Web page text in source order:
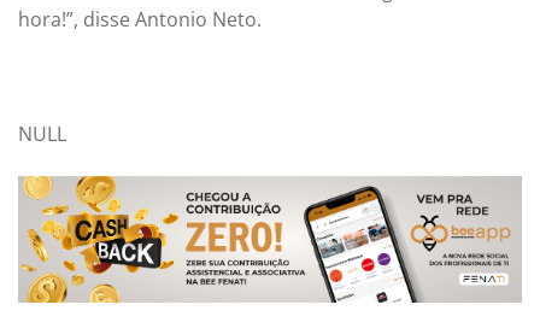
hora!”, disse Antonio Neto.
NULL